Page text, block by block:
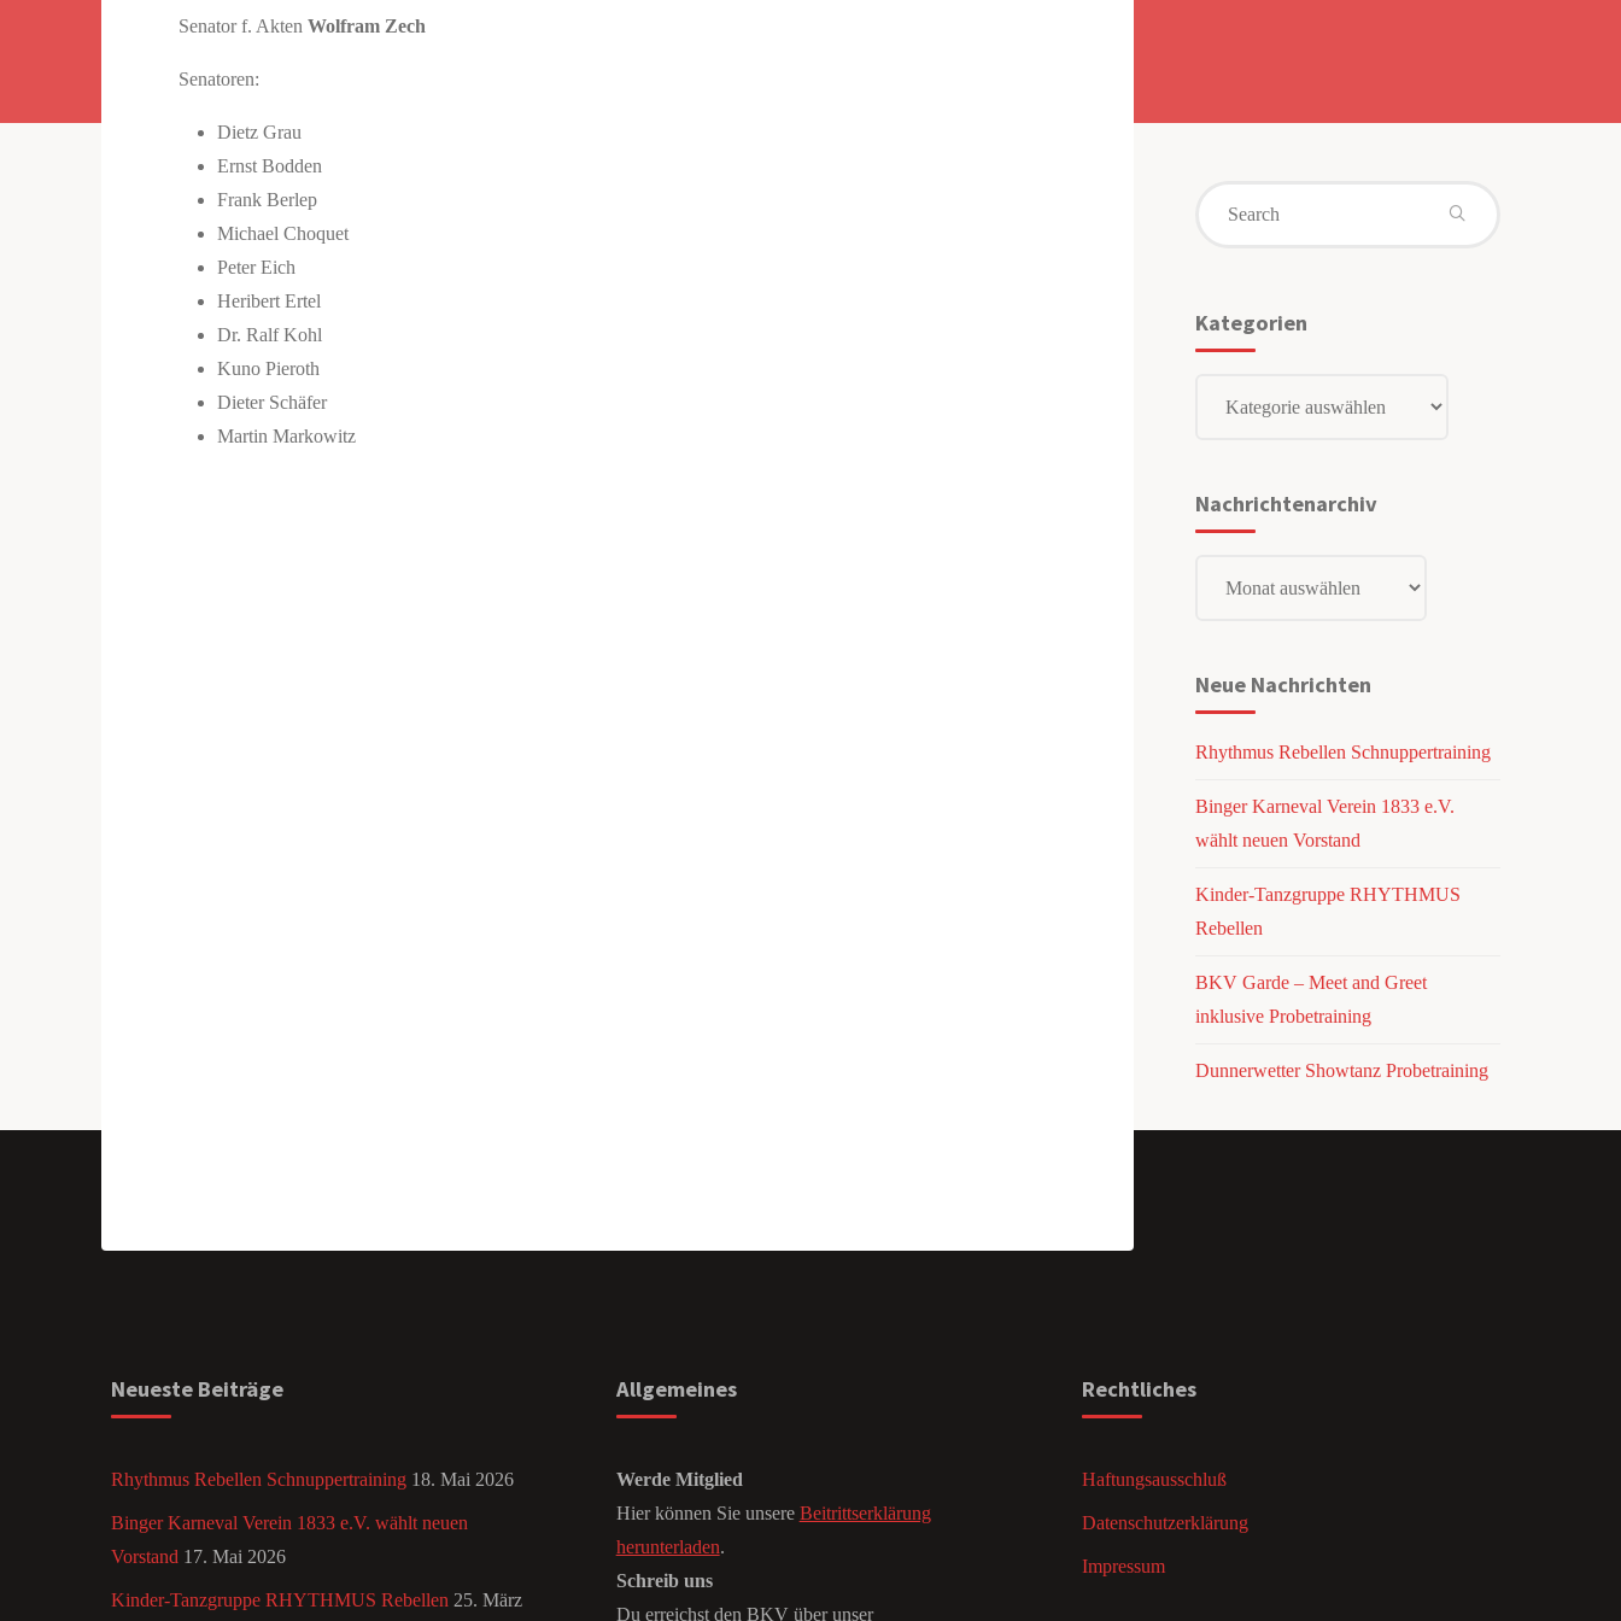
Senator f. Akten Wolfram Zech
Senatoren:
Dietz Grau
Ernst Bodden
Frank Berlep
Michael Choquet
Peter Eich
Heribert Ertel
Dr. Ralf Kohl
Kuno Pieroth
Dieter Schäfer
Martin Markowitz
Kategorien
Nachrichtenarchiv
Neue Nachrichten
Rhythmus Rebellen Schnuppertraining
Binger Karneval Verein 1833 e.V.
wählt neuen Vorstand
Kinder-Tanzgruppe RHYTHMUS
Rebellen
BKV Garde – Meet and Greet
inklusive Probetraining
Dunnerwetter Showtanz Probetraining
Neueste Beiträge
Rhythmus Rebellen Schnuppertraining 18. Mai 2026
Binger Karneval Verein 1833 e.V. wählt neuen
Vorstand 17. Mai 2026
Kinder-Tanzgruppe RHYTHMUS Rebellen 25. März
Allgemeines
Werde Mitglied
Hier können Sie unsere Beitrittserklärung
herunterladen.
Schreib uns
Du erreichst den BKV über unser
Rechtliches
Haftungsausschluß
Datenschutzerklärung
Impressum